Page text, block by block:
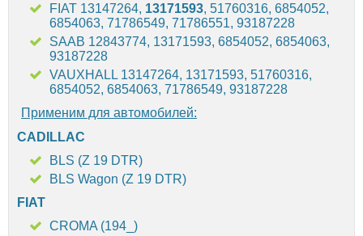
FIAT 13147264, 13171593, 51760316, 6854052,
6854063, 71786549, 71786551, 93187228
SAAB 12843774, 13171593, 6854052, 6854063,
93187228
VAUXHALL 13147264, 13171593, 51760316,
6854052, 6854063, 71786549, 93187228
Применим для автомобилей:
CADILLAC
BLS (Z 19 DTR)
BLS Wagon (Z 19 DTR)
FIAT
CROMA (194_)